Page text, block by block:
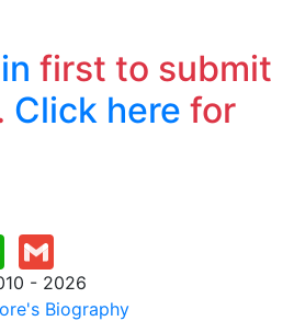
first to submit
Click here for
- 2026
Biography